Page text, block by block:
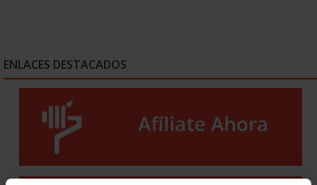
ENLACES DESTACADOS